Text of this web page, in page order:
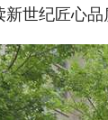
世纪匠心品